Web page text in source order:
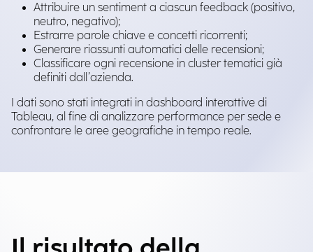
Attribuire un sentiment a ciascun feedback (positivo,
neutro, negativo);
Estrarre parole chiave e concetti ricorrenti;
Generare riassunti automatici delle recensioni;
Classificare ogni recensione in cluster tematici già
definiti dall’azienda.
I dati sono stati integrati in dashboard interattive di
Tableau, al fine di analizzare performance per sede e
confrontare le aree geografiche in tempo reale.